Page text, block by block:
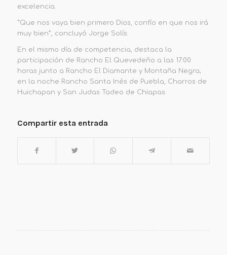
excelencia.
“Que nos vaya bien primero Dios, confío en que nos irá
muy bien”, concluyó Jorge Solís.
En el mismo día de competencia, destaca la
participación de Rancho El Quevedeño a las 17:00
horas junto a Rancho El Diamante y Montaña Negra;
en la noche Rancho Santa Inés de Puebla, Charros de
Huichapan y San Judas Tadeo de Chiapas.
Compartir esta entrada